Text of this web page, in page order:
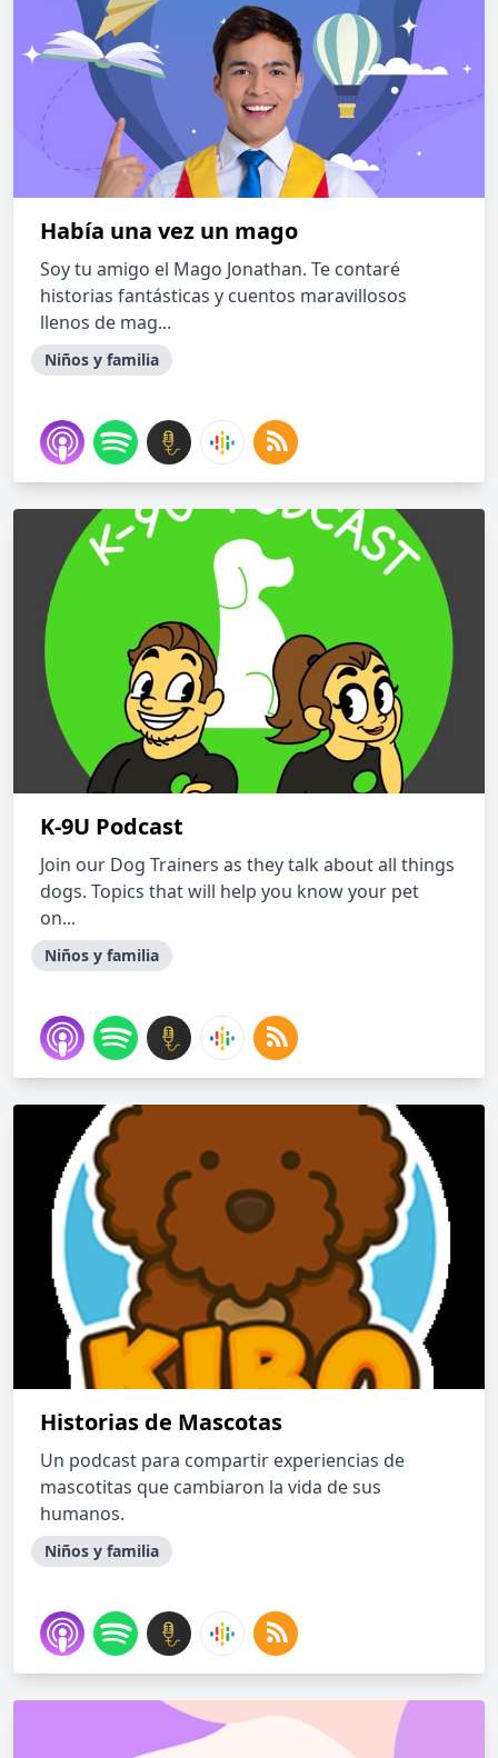
Había una vez un mago
Soy tu amigo el Mago Jonathan. Te contaré
historias fantásticas y cuentos maravillosos
llenos de mag...
Niños y familia
K-9U Podcast
Join our Dog Trainers as they talk about all things
dogs. Topics that will help you know your pet
on...
Niños y familia
Historias de Mascotas
Un podcast para compartir experiencias de
mascotitas que cambiaron la vida de sus
humanos.
Niños y familia